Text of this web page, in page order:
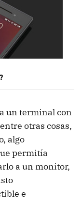
un terminal con
otras cosas,
algo
permitía
a un monitor,
e